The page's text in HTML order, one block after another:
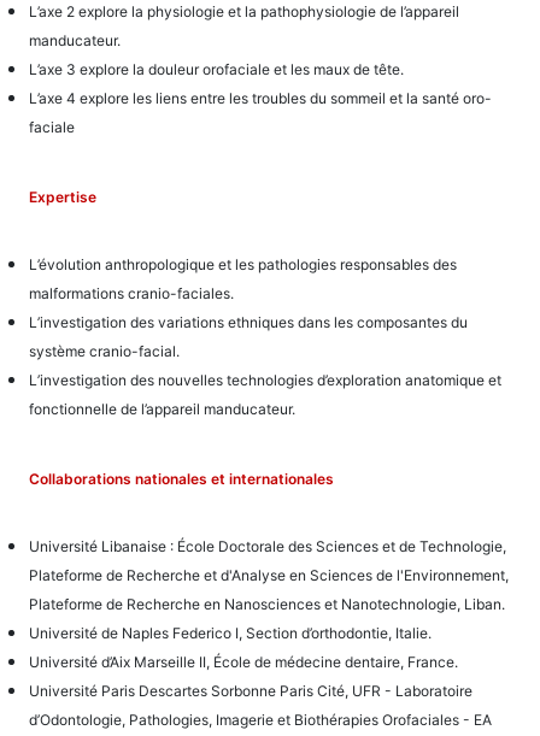
L’axe 2 explore la physiologie et la pathophysiologie de l’appareil
manducateur.
L’axe 3 explore la douleur orofaciale et les maux de tête.
L’axe 4 explore les liens entre les troubles du sommeil et la santé oro-
faciale
Expertise
L’évolution anthropologique et les pathologies responsables des
malformations cranio-faciales.
L’investigation des variations ethniques dans les composantes du
système cranio-facial.
L’investigation des nouvelles technologies d’exploration anatomique et
fonctionnelle de l’appareil manducateur.
Collaborations nationales et internationales
Université Libanaise : École Doctorale des Sciences et de Technologie,
Plateforme de Recherche et d'Analyse en Sciences de l'Environnement,
Plateforme de Recherche en Nanosciences et Nanotechnologie, Liban.
Université de Naples Federico I, Section d’orthodontie, Italie.
Université d’Aix Marseille II, École de médecine dentaire, France.
Université Paris Descartes Sorbonne Paris Cité, UFR - Laboratoire
d’Odontologie, Pathologies, Imagerie et Biothérapies Orofaciales - EA